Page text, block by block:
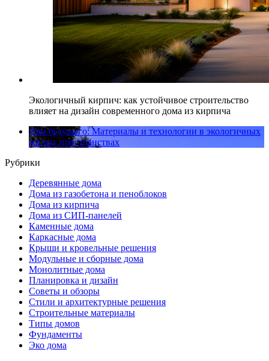
Экологичный кирпич: как устойчивое строительство
влияет на дизайн современного дома из кирпича
Дом будущего: Материалы и технологии в экологичных
жилых пространствах
Рубрики
Деревянные дома
Дома из газобетона и пеноблоков
Дома из кирпича
Дома из СИП-панелей
Каменные дома
Каркасные дома
Крыши и кровельные решения
Модульные и сборные дома
Монолитные дома
Планировка и дизайн
Советы и обзоры
Стили и архитектурные решения
Строительные материалы
Типы домов
Фундаменты
Эко дома